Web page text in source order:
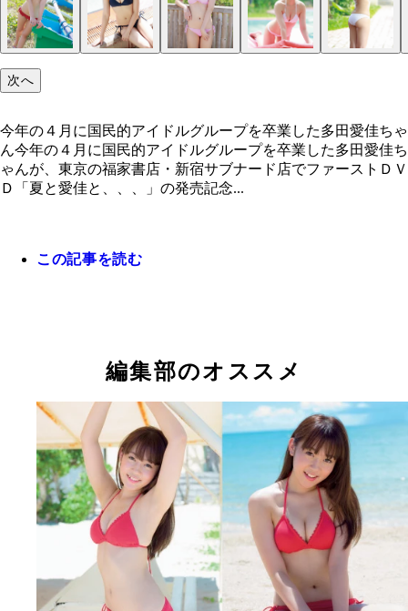
次へ
今年の４月に国民的アイドルグループを卒業した多田愛佳ちゃ
ん今年の４月に国民的アイドルグループを卒業した多田愛佳ち
ゃんが、東京の福家書店・新宿サブナード店でファーストＤＶ
Ｄ「夏と愛佳と、、、」の発売記念...
この記事を読む
編集部のオススメ